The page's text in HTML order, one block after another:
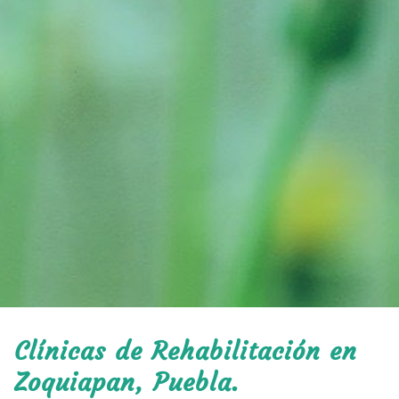
Clínicas de Rehabilitación en
Zoquiapan, Puebla.